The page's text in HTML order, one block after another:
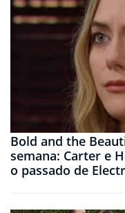
Bold and the
semana: Carter e
o passado de